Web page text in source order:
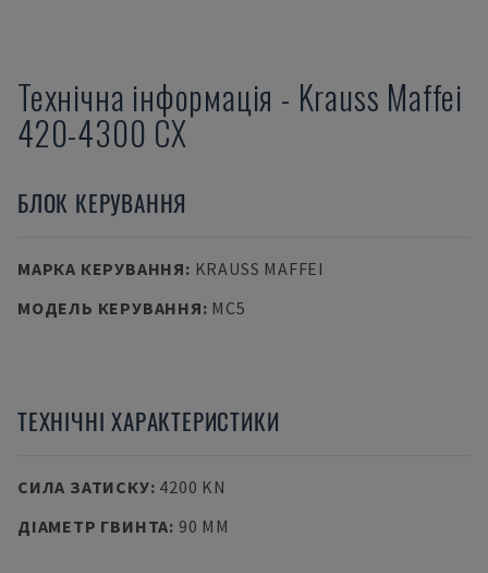
Технічна інформація - Krauss Maffei
420-4300 CX
БЛОК КЕРУВАННЯ
МАРКА КЕРУВАННЯ: KRAUSS MAFFEI
МОДЕЛЬ КЕРУВАННЯ: MC5
ТЕХНІЧНІ ХАРАКТЕРИСТИКИ
СИЛА ЗАТИСКУ: 4200 KN
ДІАМЕТР ГВИНТА: 90 MM